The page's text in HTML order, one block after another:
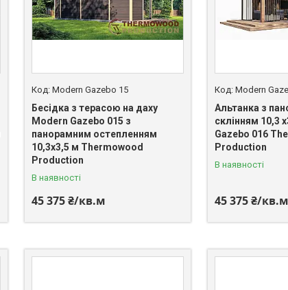
Modern Gazebo 15
Бесідка з терасою на даху
Modern Gazebo 015 з
панорамним остепленням
10,3х3,5 м Thermowood
Production
В наявності
45 375 ₴/кв.м
Modern
Альтанка з
склінням 10,3
Gazebo 016
Production
В наявності
45 375 ₴/кв.м